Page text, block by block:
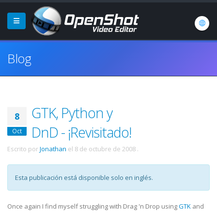
Blog
8
Oct
GTK, Python y
DnD - ¡Revisitado!
Escrito porJonathan el 8 de octubre de 2008 .
Esta publicación está disponible solo en inglés.
Once again I find myself struggling with Drag 'n Drop usingGTK and